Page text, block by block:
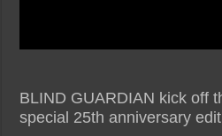
BLIND GUARDIAN kick off
special 25th anniversary